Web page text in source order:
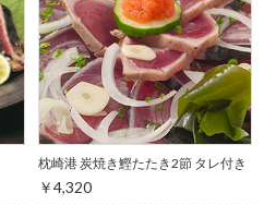
枕崎港 炭焼き鰹たたき2節 タレ付き
￥4,320